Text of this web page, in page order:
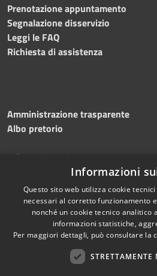
Prenotazione appuntamento
Segnalazione disservizio
Leggi le FAQ
Richiesta di assistenza
Amministrazione trasparente
Albo pretorio
Informativa privacy
Dichiarazione di accessibilità
Informazioni
Questo sito web utilizza cookie
necessari al corretto funzionamento
nonché un cookie tecnico analitico
informazioni statistiche,
Per maggiori dettagli, può consultare la
STRETTAMENTE